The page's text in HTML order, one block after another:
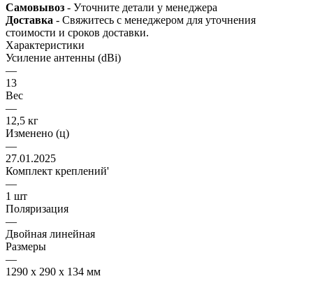
Самовывоз - Уточните детали у менеджера
Доставка - Свяжитесь с менеджером для уточнения
стоимости и сроков доставки.
Характеристики
Усиление антенны (dBi)
—
13
Вес
—
12,5 кг
Изменено (ц)
—
27.01.2025
Комплект креплений'
—
1 шт
Поляризация
—
Двойная линейная
Размеры
—
1290 x 290 x 134 мм